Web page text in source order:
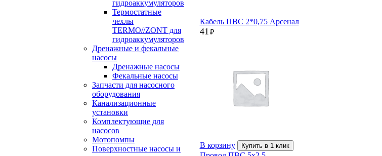
Кабель ПВС 2*0,75 Арсенал
41₽
В корзину Купить в 1 клик
гидроаккумуляторов
Термостатные
чехлы
TERMO//ZONT для
гидроаккумуляторов
Дренажные и фекальные
насосы
Дренажные насосы
Фекальные насосы
Запчасти для насосного
оборудования
Канализационные
установки
Комплектующие для
насосов
Мотопомпы
Поверхностные насосы и